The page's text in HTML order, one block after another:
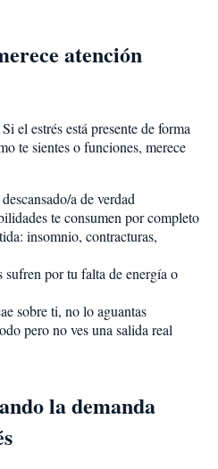
atención
el estrés está presente de forma
te sientes o funciones, merece
a de verdad
te consumen por completo
insomnio, contracturas,
sufren por tu falta de energía o
sobre ti, no lo aguantas
pero no ves una salida real
la demanda